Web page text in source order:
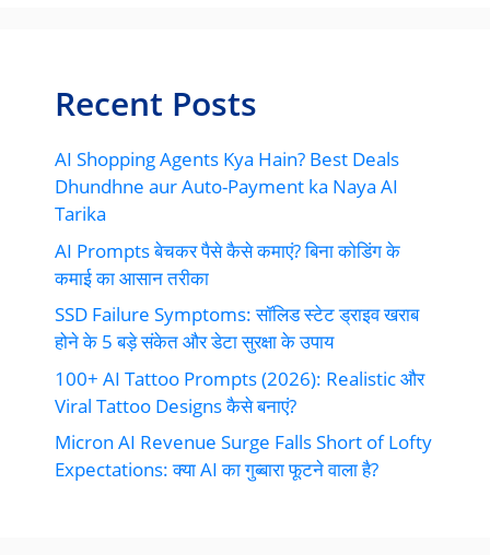
Recent Posts
AI Shopping Agents Kya Hain? Best Deals
Dhundhne aur Auto-Payment ka Naya AI
Tarika
AI Prompts बेचकर पैसे कैसे कमाएं? बिना कोडिंग के
कमाई का आसान तरीका
SSD Failure Symptoms: सॉलिड स्टेट ड्राइव खराब
होने के 5 बड़े संकेत और डेटा सुरक्षा के उपाय
100+ AI Tattoo Prompts (2026): Realistic और
Viral Tattoo Designs कैसे बनाएं?
Micron AI Revenue Surge Falls Short of Lofty
Expectations: क्या AI का गुब्बारा फूटने वाला है?